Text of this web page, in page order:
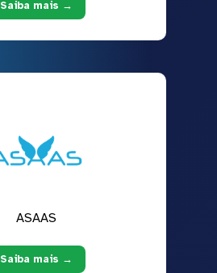
Saiba mais →
ASAAS
Saiba mais →